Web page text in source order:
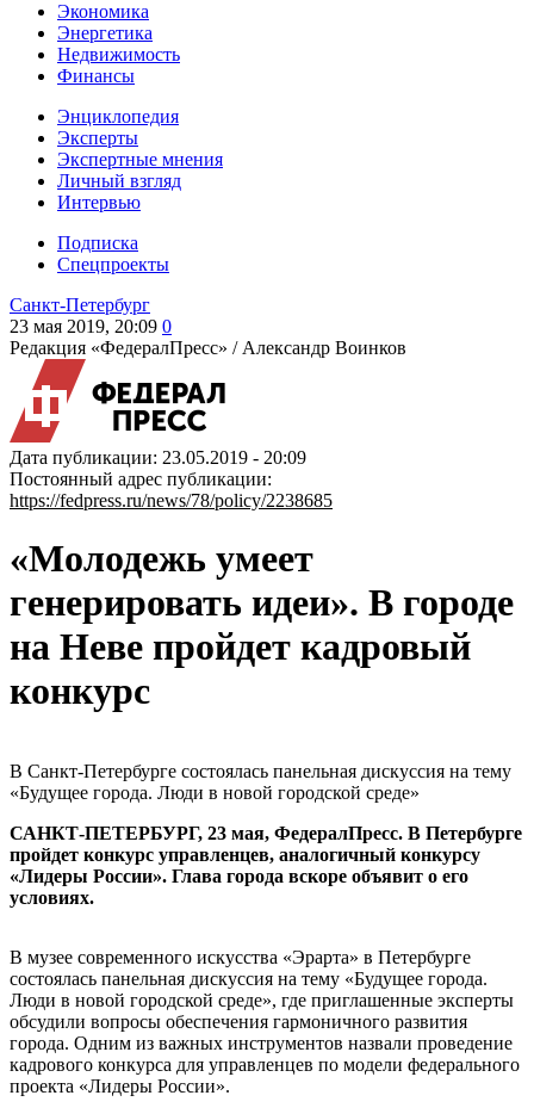
Экономика
Энергетика
Недвижимость
Финансы
Энциклопедия
Эксперты
Экспертные мнения
Личный взгляд
Интервью
Подписка
Спецпроекты
Санкт-Петербург
23 мая 2019, 20:09 0
Редакция «ФедералПресс» / Александр Воинков
Дата публикации: 23.05.2019 - 20:09
Постоянный адрес публикации:
https://fedpress.ru/news/78/policy/2238685
«Молодежь умеет
генерировать идеи». В городе
на Неве пройдет кадровый
конкурс
В Санкт-Петербурге состоялась панельная дискуссия на тему
«Будущее города. Люди в новой городской среде»
САНКТ-ПЕТЕРБУРГ, 23 мая, ФедералПресс. В Петербурге
пройдет конкурс управленцев, аналогичный конкурсу
«Лидеры России». Глава города вскоре объявит о его
условиях.
В музее современного искусства «Эрарта» в Петербурге
состоялась панельная дискуссия на тему «Будущее города.
Люди в новой городской среде», где приглашенные эксперты
обсудили вопросы обеспечения гармоничного развития
города. Одним из важных инструментов назвали проведение
кадрового конкурса для управленцев по модели федерального
проекта «Лидеры России».